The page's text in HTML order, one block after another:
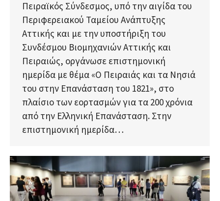
Πειραϊκός Σύνδεσμος, υπό την αιγίδα του
Περιφερειακού Ταμείου Ανάπτυξης
Αττικής και με την υποστήριξη του
Συνδέσμου Βιομηχανιών Αττικής και
Πειραιώς, οργάνωσε επιστημονική
ημερίδα με θέμα «Ο Πειραιάς και τα Νησιά
του στην Επανάσταση του 1821», στο
πλαίσιο των εορτασμών για τα 200 χρόνια
από την Ελληνική Επανάσταση. Στην
επιστημονική ημερίδα…